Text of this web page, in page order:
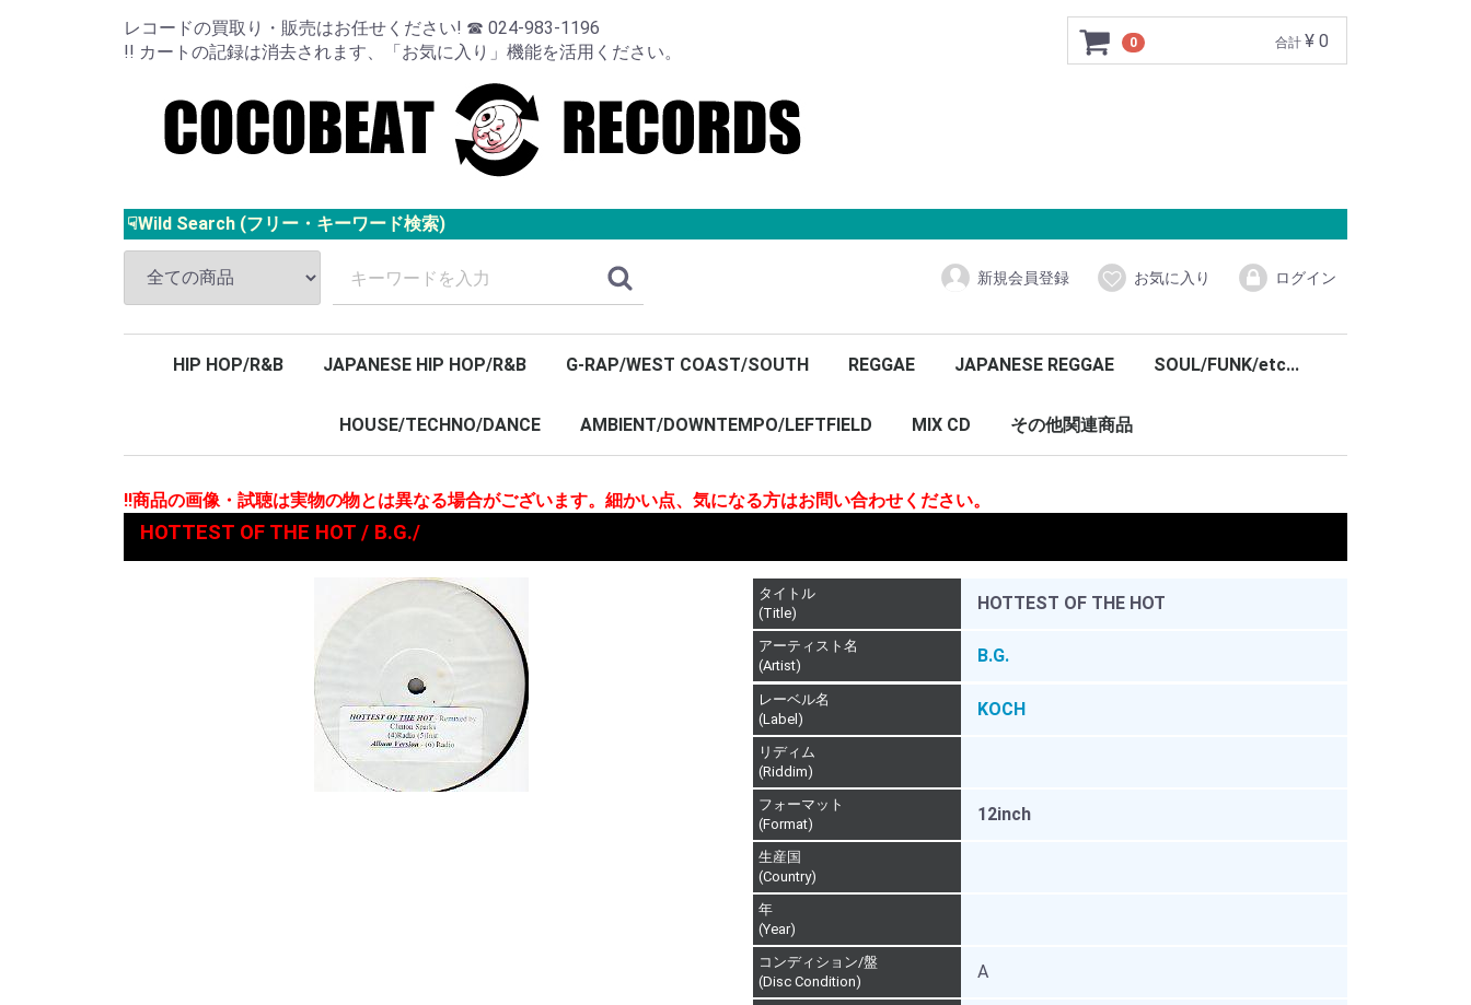
レコードの買取り・販売はお任せください! ☎ 024-983-1196
!! カートの記録は消去されます、「お気に入り」機能を活用ください。
0 合計 ¥ 0
☟Wild Search (フリー・キーワード検索)
新規会員登録 お気に入り ログイン
HIP HOP/R&B JAPANESE HIP HOP/R&B G-RAP/WEST COAST/SOUTH REGGAE JAPANESE REGGAE SOUL/FUNK/etc...
HOUSE/TECHNO/DANCE AMBIENT/DOWNTEMPO/LEFTFIELD MIX CD その他関連商品
!!商品の画像・試聴は実物の物とは異なる場合がございます。細かい点、気になる方はお問い合わせください。
HOTTEST OF THE HOT / B.G./
タイトル
(Title)
HOTTEST OF THE HOT
アーティスト名
(Artist)
B.G.
レーベル名
(Label)
KOCH
リディム
(Riddim)
フォーマット
(Format)
12inch
生産国
(Country)
年
(Year)
コンディション/盤
(Disc Condition)
A